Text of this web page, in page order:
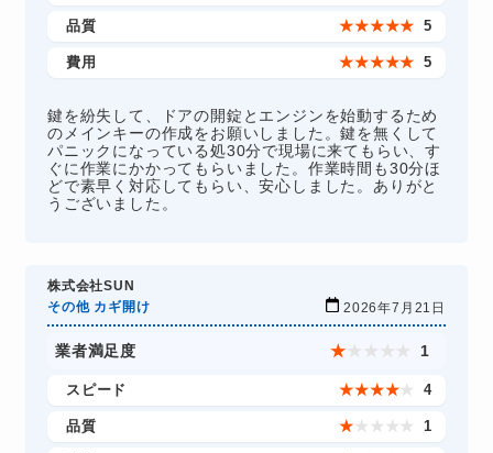
品質 ★★★★★ 5
費用 ★★★★★ 5
鍵を紛失して、ドアの開錠とエンジンを始動するため
のメインキーの作成をお願いしました。鍵を無くして
パニックになっている処30分で現場に来てもらい、す
ぐに作業にかかってもらいました。作業時間も30分ほ
どで素早く対応してもらい、安心しました。ありがと
うございました。
株式会社SUN
その他 カギ開け
2026年7月21日
業者満足度 ★ ★ ★ ★ ★ 1
スピード ★★★★★ 4
品質 ★ ★ ★ ★ ★ 1